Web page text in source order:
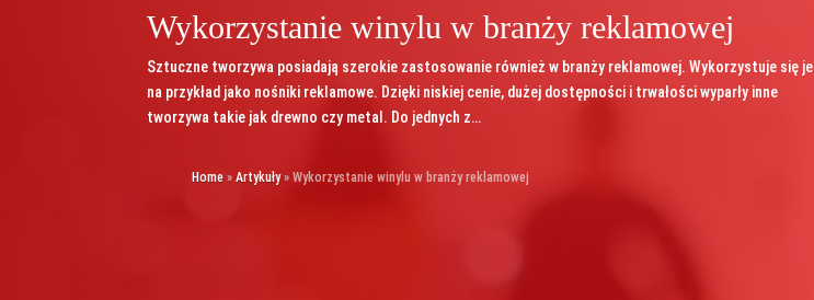
Wykorzystanie winylu w branży reklamowej
Sztuczne tworzywa posiadają szerokie zastosowanie również w branży reklamowej. Wykorzystuje się je
na przykład jako nośniki reklamowe. Dzięki niskiej cenie, dużej dostępności i trwałości wyparły inne
tworzywa takie jak drewno czy metal. Do jednych z…
Home » Artykuły » Wykorzystanie winylu w branży reklamowej